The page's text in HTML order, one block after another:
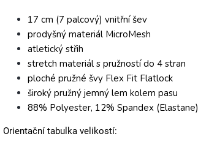
17 cm (7 palcový) vnitřní šev
prodyšný materiál MicroMesh
atletický střih
stretch materiál s pružností do 4 stran
ploché pružné švy Flex Fit Flatlock
široký pružný jemný lem kolem pasu
88% Polyester, 12% Spandex (Elastane)
Orientační tabulka velikostí: